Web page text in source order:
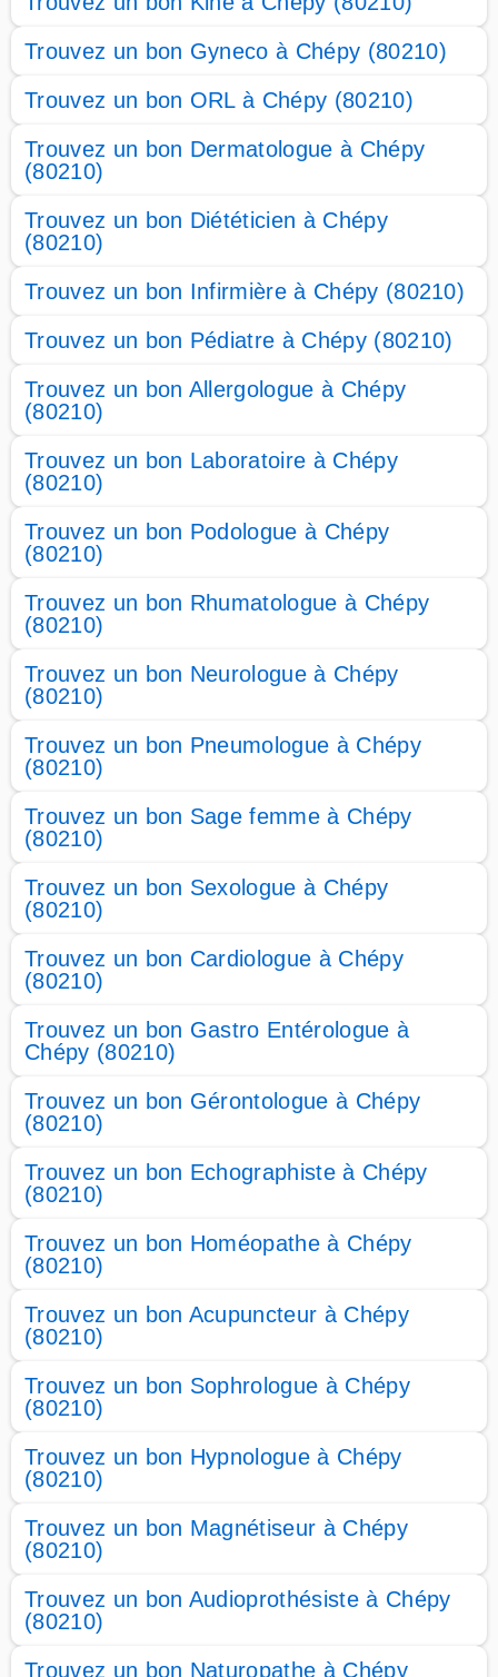
Trouvez un bon Gyneco à Chépy (80210)
Trouvez un bon ORL à Chépy (80210)
Trouvez un bon Dermatologue à Chépy
(80210)
Trouvez un bon Diététicien à Chépy
(80210)
Trouvez un bon Infirmière à Chépy (80210)
Trouvez un bon Pédiatre à Chépy (80210)
Trouvez un bon Allergologue à Chépy
(80210)
Trouvez un bon Laboratoire à Chépy
(80210)
Trouvez un bon Podologue à Chépy
(80210)
Trouvez un bon Rhumatologue à Chépy
(80210)
Trouvez un bon Neurologue à Chépy
(80210)
Trouvez un bon Pneumologue à Chépy
(80210)
Trouvez un bon Sage femme à Chépy
(80210)
Trouvez un bon Sexologue à Chépy
(80210)
Trouvez un bon Cardiologue à Chépy
(80210)
Trouvez un bon Gastro Entérologue à
Chépy (80210)
Trouvez un bon Gérontologue à Chépy
(80210)
Trouvez un bon Echographiste à Chépy
(80210)
Trouvez un bon Homéopathe à Chépy
(80210)
Trouvez un bon Acupuncteur à Chépy
(80210)
Trouvez un bon Sophrologue à Chépy
(80210)
Trouvez un bon Hypnologue à Chépy
(80210)
Trouvez un bon Magnétiseur à Chépy
(80210)
Trouvez un bon Audioprothésiste à Chépy
(80210)
Trouvez un bon Naturopathe à Chépy